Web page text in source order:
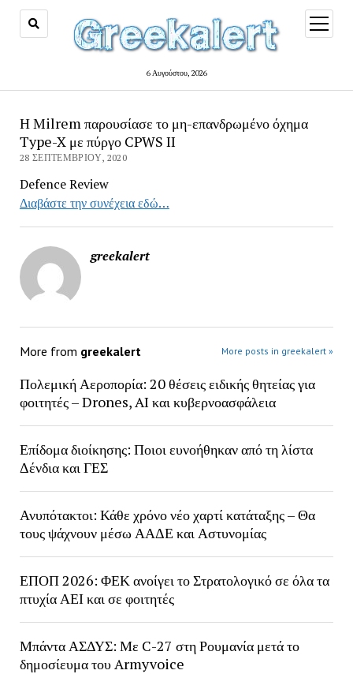
6 Αυγούστου, 2026
open
menu
Η Milrem παρουσίασε το μη-επανδρωμένο όχημα
Type-X με πύργο CPWS II
28 ΣΕΠΤΕΜΒΡΊΟΥ, 2020
Defence Review
Διαβάστε την συνέχεια εδώ…
greekalert
More from greekalert More posts in greekalert »
Πολεμική Αεροπορία: 20 θέσεις ειδικής θητείας για
φοιτητές – Drones, AI και κυβερνοασφάλεια
Επίδομα διοίκησης: Ποιοι ευνοήθηκαν από τη λίστα
Δένδια και ΓΕΣ
Ανυπότακτοι: Κάθε χρόνο νέο χαρτί κατάταξης – Θα
τους ψάχνουν μέσω ΑΑΔΕ και Αστυνομίας
ΕΠΟΠ 2026: ΦΕΚ ανοίγει το Στρατολογικό σε όλα τα
πτυχία ΑΕΙ και σε φοιτητές
Μπάντα ΑΣΔΥΣ: Με C-27 στη Ρουμανία μετά το
δημοσίευμα του Armyvoice